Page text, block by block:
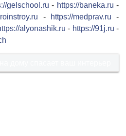
gelschool.ru - https://baneka.ru -
- https://medprav.ru -
alyonashik.ru - https://91j.ru -